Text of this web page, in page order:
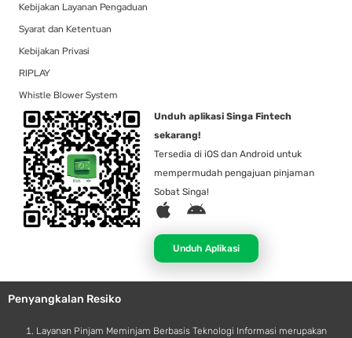
Kebijakan Layanan Pengaduan
Syarat dan Ketentuan
Kebijakan Privasi
RIPLAY
Whistle Blower System
Unduh aplikasi Singa Fintech
sekarang!
Tersedia di iOS dan Android untuk
mempermudah pengajuan pinjaman
Sobat Singa!
A
p
l
e
A
d
r
o
d
Unduh Aplikasi
Penyangkalan Resiko
Layanan Pinjam Meminjam Berbasis Teknologi Informasi merupakan